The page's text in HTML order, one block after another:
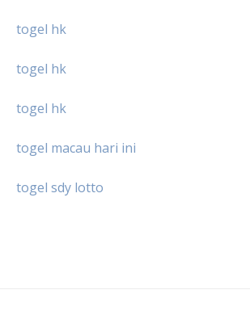
togel hk
togel hk
togel hk
togel macau hari ini
togel sdy lotto